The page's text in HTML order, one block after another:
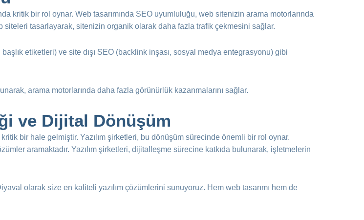
kritik bir rol oynar. Web tasarımında SEO uyumluluğu, web sitenizin arama motorlarında
siteleri tasarlayarak, sitenizin organik olarak daha fazla trafik çekmesini sağlar.
etiketleri) ve site dışı SEO (backlink inşası, sosyal medya entegrasyonu) gibi
arama motorlarında daha fazla görünürlük kazanmalarını sağlar.
ve Dijital Dönüşüm
bir hale gelmiştir. Yazılım şirketleri, bu dönüşüm sürecinde önemli bir rol oynar.
aramaktadır. Yazılım şirketleri, dijitalleşme sürecine katkıda bulunarak, işletmelerin
olarak size en kaliteli yazılım çözümlerini sunuyoruz. Hem web tasarımı hem de